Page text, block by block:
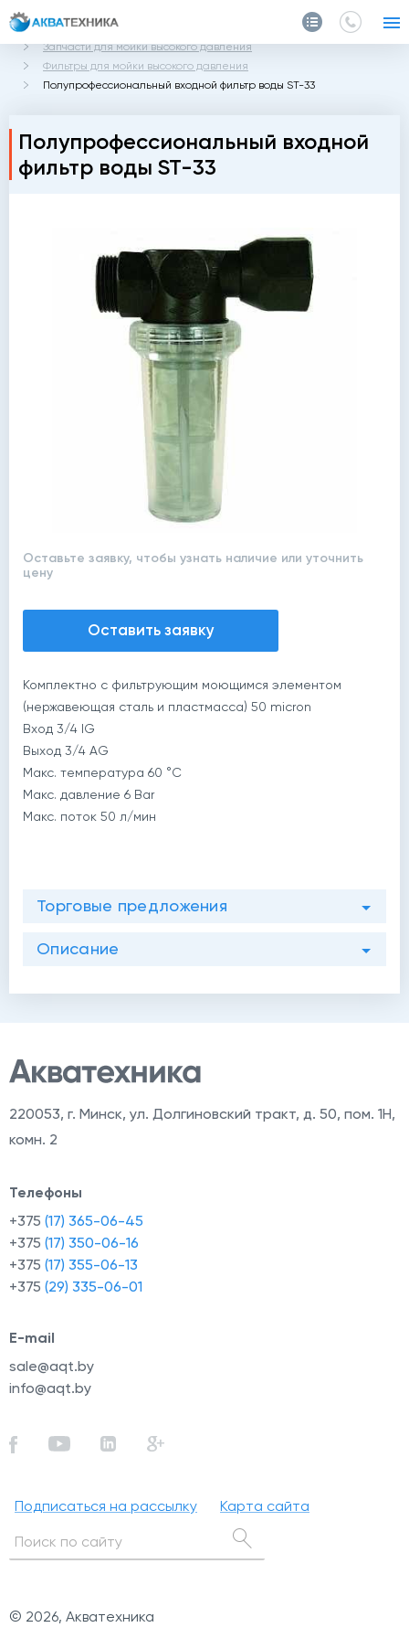
Главная Каталог
Запчасти для мойки высокого давления
Фильтры для мойки высокого давления
Полупрофессиональный входной фильтр воды ST-33
Полупрофессиональный входной
фильтр воды ST-33
Оставьте заявку, чтобы узнать наличие или уточнить
цену
Оставить заявку
Комплектно с фильтрующим моющимся элементом
(нержавеющая сталь и пластмасса) 50 micron
Вход 3/4 IG
Выход 3/4 AG
Макс. температура 60 °C
Макс. давление 6 Bar
Макс. поток 50 л/мин
Торговые предложения
Описание
220053, г. Минск, ул. Долгиновский тракт, д. 50, пом. 1Н,
комн. 2
Телефоны
+375 (17) 365-06-45
+375 (17) 350-06-16
+375 (17) 355-06-13
+375 (29) 335-06-01
E-mail
sale@aqt.by
info@aqt.by
Подписаться на рассылку Карта сайта
© 2026, Акватехника